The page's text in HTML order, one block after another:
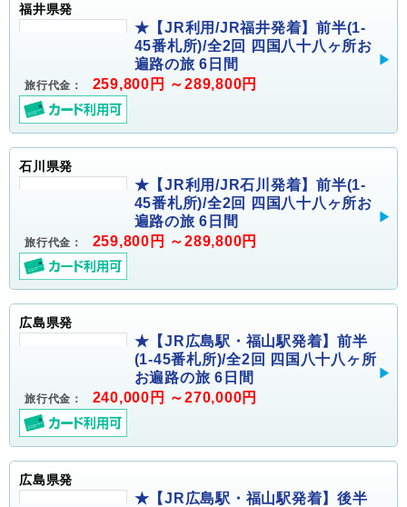
福井県発
★【JR利用/JR福井発着】前半(1-
45番札所)/全2回 四国八十八ヶ所お
遍路の旅 6日間
旅行代金： 259,800円 ～289,800円
石川県発
★【JR利用/JR石川発着】前半(1-
45番札所)/全2回 四国八十八ヶ所お
遍路の旅 6日間
旅行代金： 259,800円 ～289,800円
広島県発
★【JR広島駅・福山駅発着】前半
(1-45番札所)/全2回 四国八十八ヶ所
お遍路の旅 6日間
旅行代金： 240,000円 ～270,000円
広島県発
★【JR広島駅・福山駅発着】後半